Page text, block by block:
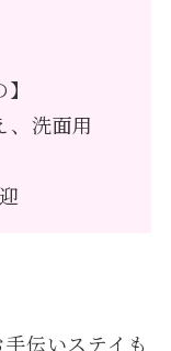
、洗面用
伝いステイも